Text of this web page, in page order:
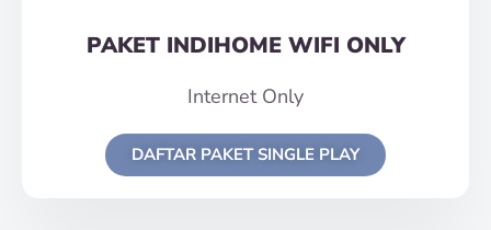
PAKET INDIHOME WIFI ONLY
Internet Only
DAFTAR PAKET SINGLE PLAY